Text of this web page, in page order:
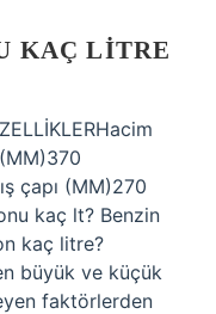
KAÇ LITRE
çapı (MM)270
kaç lt? Benzin
kaç litre?
büyük ve küçük
faktörlerden